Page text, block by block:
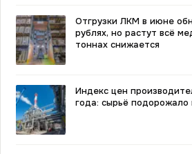
Отгрузки ЛКМ в июне
рублях, но растут всё
тоннах снижается
Индекс цен
года: сырьё подорожало